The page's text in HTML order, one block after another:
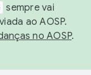
sempre vai
ao AOSP.
no AOSP.